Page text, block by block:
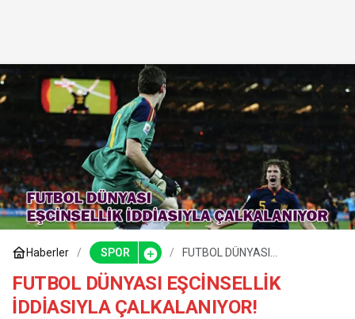
Haberler SPOR
FUTBOL DÜNYASI
ÇALKALANIYOR!
FUTBOL DÜNYASI EŞCİNSELLİK
İDDİASIYLA ÇALKALANIYOR!